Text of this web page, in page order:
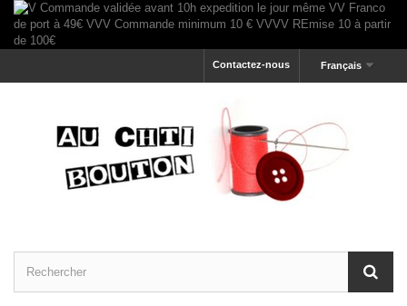
Français
Contactez-nous